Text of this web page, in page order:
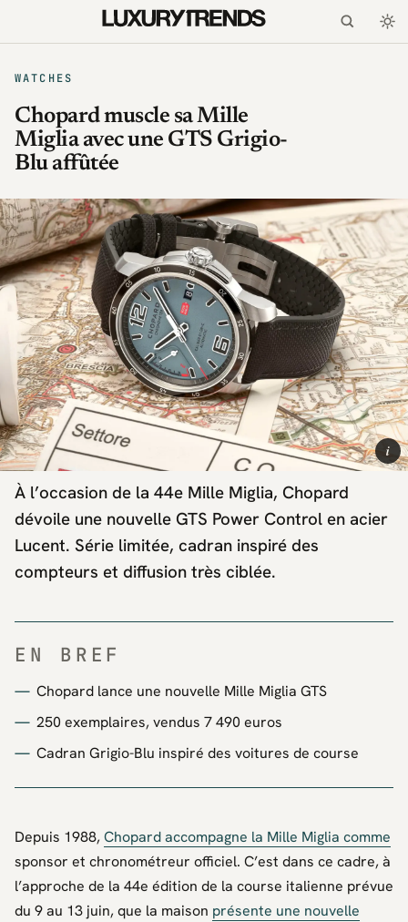
WATCHES
Chopard muscle sa Mille
Miglia avec une GTS Grigio-
Blu affûtée
i
À l’occasion de la 44e Mille Miglia, Chopard
dévoile une nouvelle GTS Power Control en acier
Lucent. Série limitée, cadran inspiré des
compteurs et diffusion très ciblée.
EN BREF
Chopard lance une nouvelle Mille Miglia GTS
250 exemplaires, vendus 7 490 euros
Cadran Grigio-Blu inspiré des voitures de course
Depuis 1988,Chopardaccompagne la Mille Miglia comme
sponsor et chronométreur officiel. C’est dans ce cadre, à
l’approche de la 44e édition de la course italienne prévue
du 9 au 13 juin, que la maison présente une nouvelle